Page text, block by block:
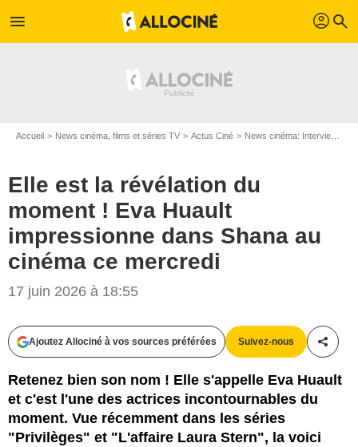
menu profil search
Accueil News cinéma, films et séries TV Actus Ciné News cinéma: Interviews
Elle est la révélation du
moment ! Eva Huault
impressionne dans Shana au
cinéma ce mercredi
17 juin 2026 à 18:55
Ajoutez Allociné à vos sources préférées Suivez-nous
Retenez bien son nom ! Elle s'appelle Eva Huault
et c'est l'une des actrices incontournables du
moment. Vue récemment dans les séries
"Privilèges" et "L'affaire Laura Stern", la voici